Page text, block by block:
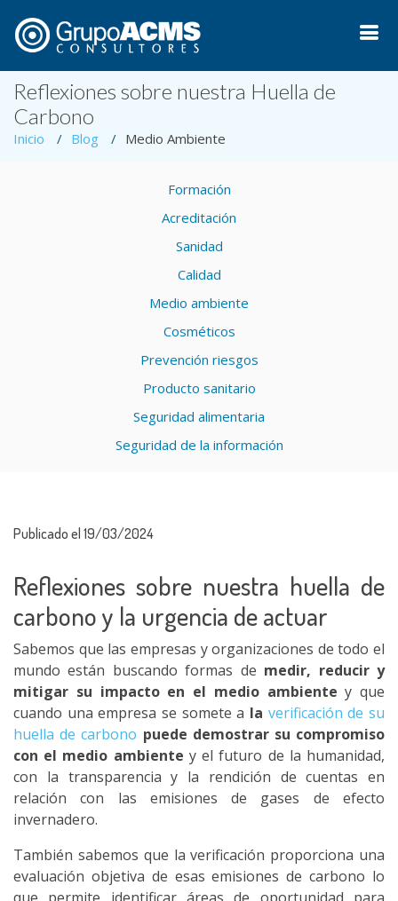
Reflexiones sobre nuestra Huella de
Carbono
Inicio Blog Medio Ambiente
Formación
Acreditación
Sanidad
Calidad
Medio ambiente
Cosméticos
Prevención riesgos
Producto sanitario
Seguridad alimentaria
Seguridad de la información
Publicado el 19/03/2024
Reflexiones sobre nuestra huella de
carbono y la urgencia de actuar
Sabemos que las empresas y organizaciones de todo el
mundo están buscando formas de medir, reducir y
mitigar su impacto en el medio ambiente y que
cuando una empresa se somete a la verificación de su
huella de carbono puede demostrar su compromiso
con el medio ambiente y el futuro de la humanidad,
con la transparencia y la rendición de cuentas en
relación con las emisiones de gases de efecto
invernadero.
También sabemos que la verificación proporciona una
evaluación objetiva de esas emisiones de carbono lo